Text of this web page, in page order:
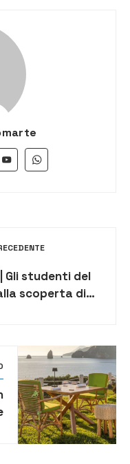
Gli studenti del
scoperta di